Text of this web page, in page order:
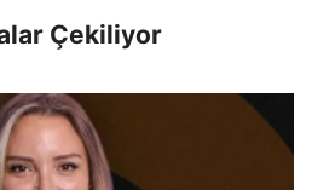
Çekiliyor